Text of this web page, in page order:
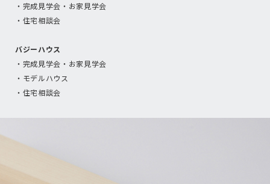
・完成見学会・お家見学会
・住宅相談会
バジーハウス
・完成見学会・お家見学会
・モデルハウス
・住宅相談会